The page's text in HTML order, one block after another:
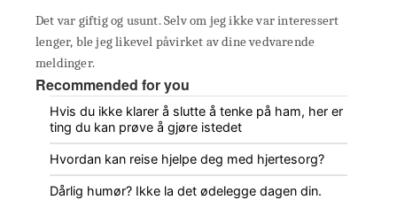
Det var giftig og usunt. Selv om jeg ikke var interessert
lenger, ble jeg likevel påvirket av dine vedvarende
meldinger.
Recommended for you
Hvis du ikke klarer å slutte å tenke på ham, her er
ting du kan prøve å gjøre istedet
Hvordan kan reise hjelpe deg med hjertesorg?
Dårlig humør? Ikke la det ødelegge dagen din.